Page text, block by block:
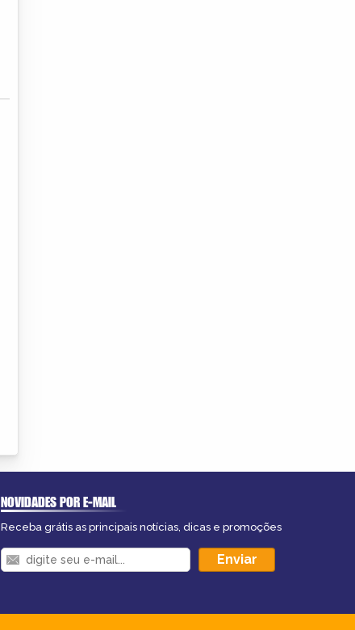
NOVIDADES POR E-MAIL
Receba grátis as principais notícias, dicas e promoções